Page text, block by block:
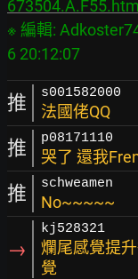
673504.A.F55.html
※ 編輯:
推 s001582000
法國佬QQ
推 p08171110
哭了 還我
推 schweamen
No~~~~~
→
kj528321
爛尾感覺提
覺